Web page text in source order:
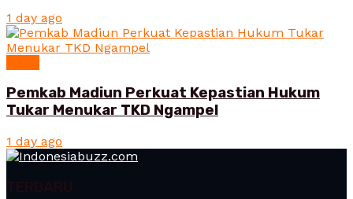
1 day ago
Pemkab Madiun Perkuat Kepastian Hukum
Tukar Menukar TKD Ngampel
1 day ago
TERBARU